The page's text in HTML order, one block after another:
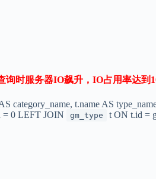
询时服务器IO飙升，IO占用率达到
category_name, t.name AS
= 0 LEFT JOIN gm_type t ON t.id =